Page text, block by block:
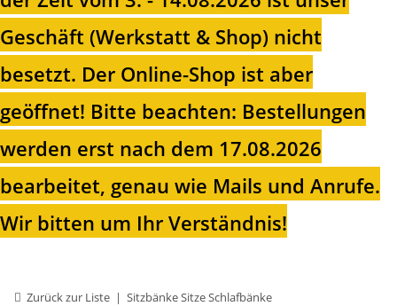
Geschäft (Werkstatt & Shop) nicht
besetzt. Der Online-Shop ist aber
geöffnet! Bitte beachten: Bestellungen
werden erst nach dem 17.08.2026
bearbeitet, genau wie Mails und Anrufe.
Wir bitten um Ihr Verständnis!
Zurück zur Liste Sitzbänke Sitze Schlafbänke